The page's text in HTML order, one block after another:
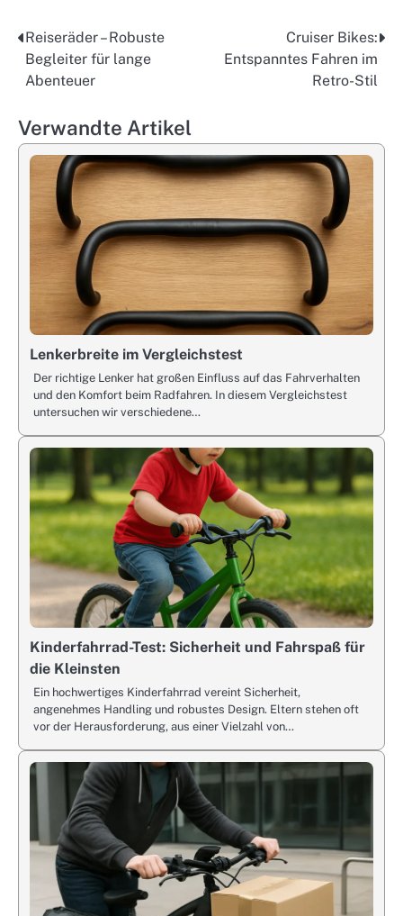
Post
navigation
Reiseräder – Robuste
Begleiter für lange
Abenteuer
Cruiser Bikes:
Entspanntes Fahren im
Retro-Stil
Verwandte Artikel
Lenkerbreite im Vergleichstest
Der richtige Lenker hat großen Einfluss auf das Fahrverhalten
und den Komfort beim Radfahren. In diesem Vergleichstest
untersuchen wir verschiedene…
Kinderfahrrad-Test: Sicherheit und Fahrspaß für
die Kleinsten
Ein hochwertiges Kinderfahrrad vereint Sicherheit,
angenehmes Handling und robustes Design. Eltern stehen oft
vor der Herausforderung, aus einer Vielzahl von…